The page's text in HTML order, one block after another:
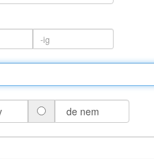
de nem